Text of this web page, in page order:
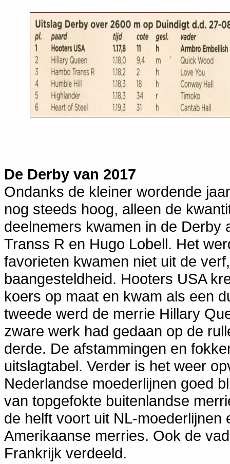
De Derby van 2017
Ondanks de kleiner wordende
nog steeds hoog, alleen de
deelnemers kwamen in de Derby
Transs R en Hugo Lobell. Het
favorieten kwamen niet uit de
baangesteldheid. Hooters USA
koers op maat en kwam als een
tweede werd de merrie Hillary
zware werk had gedaan op de
derde. De afstammingen en
uitslagtabel. Verder is het weer
Nederlandse moederlijnen goed
van topgefokte buitenlandse
de helft voort uit NL-
Amerikaanse merries. Ook de
Frankrijk verdeeld.